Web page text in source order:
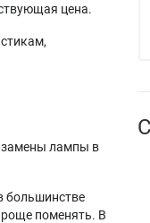
цена.
замены лампы в
большинстве
поменять. В